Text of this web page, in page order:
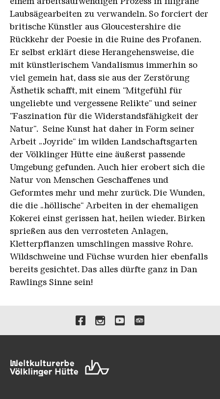
Laubsägearbeiten zu verwandeln. So forciert der
britische Künstler aus Gloucestershire die
Rückkehr der Poesie in die Ruine des Profanen.
Er selbst erklärt diese Herangehensweise, die
mit künstlerischem Vandalismus immerhin so
viel gemein hat, dass sie aus der Zerstörung
Ästhetik schafft, mit einem "Mitgefühl für
ungeliebte und vergessene Relikte" und seiner
"Faszination für die Widerstandsfähigkeit der
Natur". Seine Kunst hat daher in Form seiner
Arbeit „Joyride“ im wilden Landschaftsgarten
der Völklinger Hütte eine äußerst passende
Umgebung gefunden. Auch hier erobert sich die
Natur von Menschen Geschaffenes und
Geformtes mehr und mehr zurück. Die Wunden,
die die „höllische“ Arbeiten in der ehemaligen
Kokerei einst gerissen hat, heilen wieder. Birken
sprießen aus den verrosteten Anlagen,
Kletterpflanzen umschlingen massive Rohre.
Wildschweine und Füchse wurden hier ebenfalls
bereits gesichtet. Das alles dürfte ganz in Dan
Rawlings Sinne sein!
Verlinkungen zu unseren